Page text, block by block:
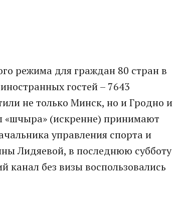
режима для граждан 80 стран в
гостей – 7643
не только Минск, но и Гродно и
«шчыра» (искренне) принимают
управления спорта и
Лидяевой, в последнюю субботу
канал без визы воспользовались